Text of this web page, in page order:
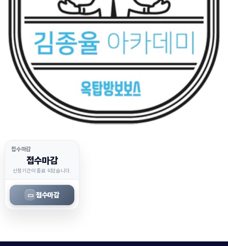
접수마감
접수마감
신청기간이 종료 되었습니다.
▭ 접수마감